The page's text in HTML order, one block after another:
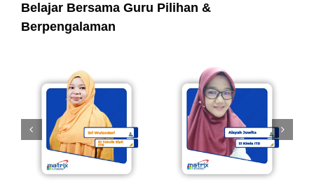
Belajar Bersama Guru Pilihan &
Berpengalaman